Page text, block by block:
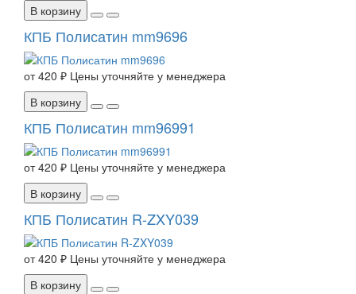
В корзину
КПБ Полисатин mm9696
от 420 ₽ Цены уточняйте у менеджера
В корзину
КПБ Полисатин mm96991
от 420 ₽ Цены уточняйте у менеджера
В корзину
КПБ Полисатин R-ZXY039
от 420 ₽ Цены уточняйте у менеджера
В корзину